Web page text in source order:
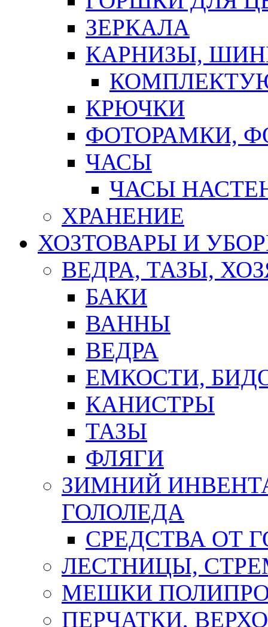
ЗЕРКАЛА
КАРНИЗЫ,
КРЮЧКИ
ФОТОРАМКИ,
ЧАСЫ
ЧАСЫ
ХРАНЕНИЕ
ХОЗТОВАРЫ И
ВЕДРА, ТАЗЫ,
БАКИ
ВАННЫ
ВЕДРА
ЕМКОСТИ,
КАНИСТРЫ
ТАЗЫ
ФЛЯГИ
ЗИМНИЙ
ГОЛОЛЕДА
СРЕДСТВА ОТ
ЛЕСТНИЦЫ,
МЕШКИ
ПЕРЧАТКИ,